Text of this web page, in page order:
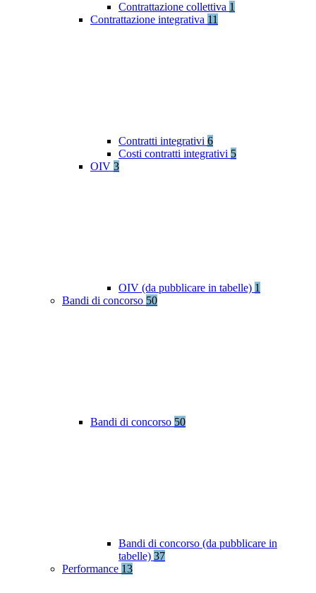
Contrattazione collettiva 1
Contrattazione integrativa 11
Contratti integrativi 6
Costi contratti integrativi 5
OIV 3
OIV (da pubblicare in tabelle) 1
Bandi di concorso 50
Bandi di concorso 50
Bandi di concorso (da pubblicare in
tabelle) 37
Performance 13